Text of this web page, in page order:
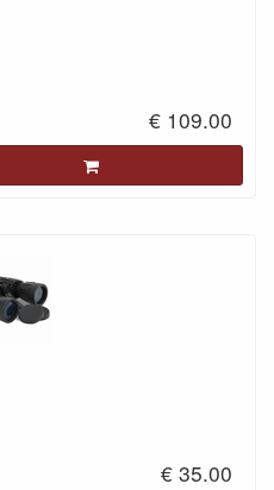
€ 109.00
€ 35.00